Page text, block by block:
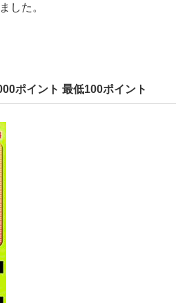
した。
ポイント 最低100ポイント